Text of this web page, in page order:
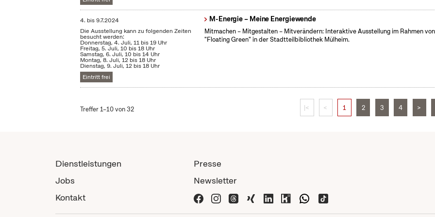
4. bis9.7.2024
Die Ausstellung kann zu folgenden Zeiten
besucht werden:
Donnerstag, 4. Juli, 11 bis 19 Uhr
Freitag, 5. Juli, 10 bis 18 Uhr
Samstag, 6. Juli, 10 bis 14 Uhr
Montag, 8. Juli, 12 bis 18 Uhr
Dienstag, 9. Juli, 12 bis 18 Uhr
Eintritt frei
M-Energie – Meine Energiewende
Mitmachen – Mitgestalten – Mitverändern: Interaktive Ausstellung im Rahmen von
"Floating Green" in der Stadtteilbibliothek Mülheim.
Treffer 1–10 von 32 |< < 1 2 3 4 >
Dienstleistungen
Jobs
Kontakt
Presse
Newsletter